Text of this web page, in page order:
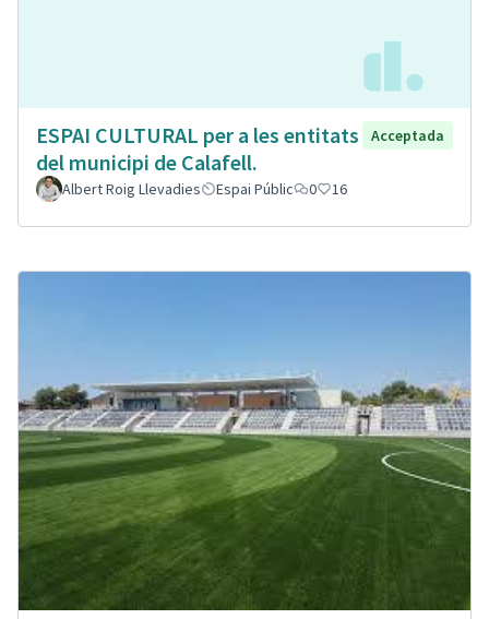
ESPAI CULTURAL per a les entitats
del municipi de Calafell.
Acceptada
Albert Roig Llevadies Espai Públic 0 16